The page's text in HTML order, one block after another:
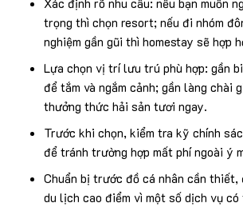
trọng thì chọn resort; nếu đi nhóm
nghiệm gần gũi thì homestay sẽ hợp
Lựa chọn vị trí lưu trú phù hợp: gần
để tắm và ngắm cảnh; gần làng chài
thưởng thức hải sản tươi ngay.
Trước khi chọn, kiểm tra kỹ chính
để tránh trường hợp mất phí ngoài ý
Chuẩn bị trước đồ cá nhân cần thiết,
du lịch cao điểm vì một số dịch vụ